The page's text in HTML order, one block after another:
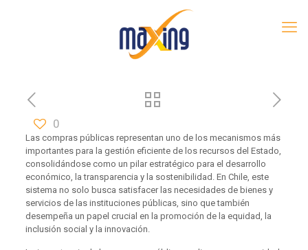
0
Las compras públicas representan uno de los mecanismos más
importantes para la gestión eficiente de los recursos del Estado,
consolidándose como un pilar estratégico para el desarrollo
económico, la transparencia y la sostenibilidad. En Chile, este
sistema no solo busca satisfacer las necesidades de bienes y
servicios de las instituciones públicas, sino que también
desempeña un papel crucial en la promoción de la equidad, la
inclusión social y la innovación.